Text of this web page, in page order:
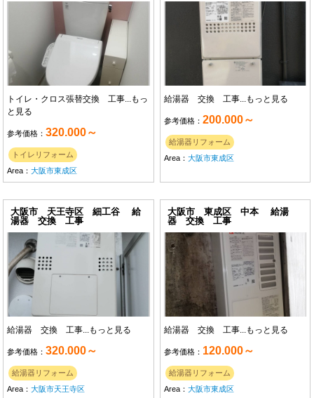
トイレ・クロス張替交換 工事...もっ
と見る
参考価格：320.000～
トイレリフォーム
Area：大阪市東成区
給湯器 交換 工事...もっと見る
参考価格：200.000～
給湯器リフォーム
Area：大阪市東成区
大阪市 天王寺区 細工谷 給
湯器 交換 工事
給湯器 交換 工事...もっと見る
参考価格：320.000～
給湯器リフォーム
Area：大阪市天王寺区
大阪市 東成区 中本 給湯
器 交換 工事
給湯器 交換 工事...もっと見る
参考価格： 120.000～
給湯器リフォーム
Area：大阪市東成区